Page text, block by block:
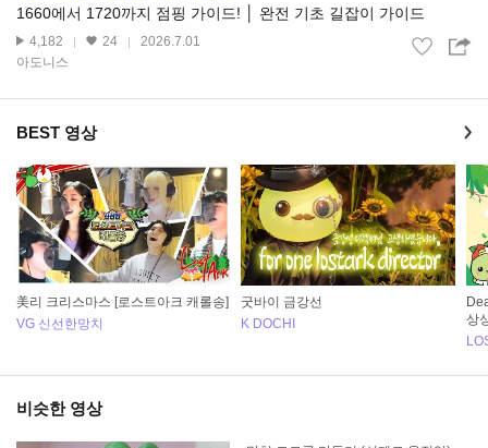
1660에서 1720까지 점핑 가이드! │ 완전 기초 길잡이 가이드
4,182 24
2026.7.01
아도니스
BEST 영상
美리 크리스마스 [로스트아크 캐롤송]
VG 신선한망치
굿바이 금강선
K DOCHI
상
비슷한 영상